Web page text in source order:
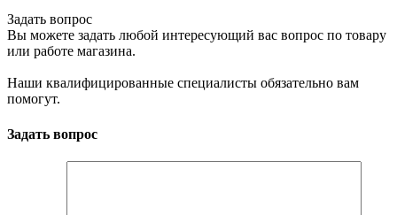
Задать вопрос
Вы можете задать любой интересующий вас вопрос по товару
или работе магазина.
Наши квалифицированные специалисты обязательно вам
помогут.
Задать вопрос